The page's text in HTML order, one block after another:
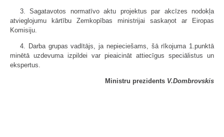
3. Sagatavotos normatīvo aktu projektus par akcīzes nodokļa
atvieglojumu kārtību Zemkopības ministrijai saskaņot ar Eiropas
Komisiju.
4. Darba grupas vadītājs, ja nepieciešams, šā rīkojuma 1.punktā
minētā uzdevuma izpildei var pieaicināt attiecīgus speciālistus un
ekspertus.
Ministru prezidents V.Dombrovskis